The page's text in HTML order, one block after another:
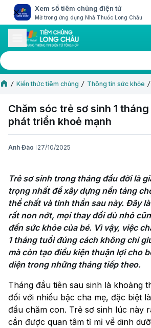
Xem sổ tiêm chủng điện tử
Mở trong ứng dụng Nhà Thuốc Long Châu
Kiến thức tiêm chủng Thông tin sức khỏe
Chăm sóc trẻ sơ sinh 1
phát triển khoẻ mạnh
Anh Đào 27/10/2025
Trẻ sơ sinh trong tháng đầu đời là
trọng nhất để xây dựng nền tảng
thể chất và tinh thần sau này. Đây
rất non nớt, mọi thay đổi dù nhỏ
đến sức khỏe của bé. Vì vậy, việc
1 tháng tuổi đúng cách không chỉ
mà còn tạo điều kiện thuận lợi cho
diện trong những tháng tiếp theo.
Tháng đầu tiên sau sinh là khoảng
đối với nhiều bậc cha mẹ, đặc biệt
đầu chăm con. Trẻ sơ sinh lúc này
cần được quan tâm tỉ mỉ về dinh